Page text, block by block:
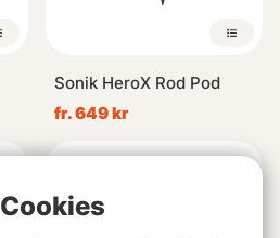
Sonik HeroX Rod Pod
fr. 649 kr
Cookies